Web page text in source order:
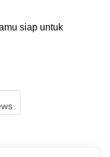
siap untuk